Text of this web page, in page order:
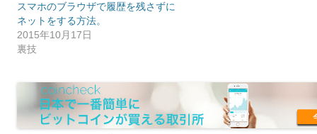
スマホのブラウザで履歴を残さずに
ネットをする方法。
2015年10月17日
裏技